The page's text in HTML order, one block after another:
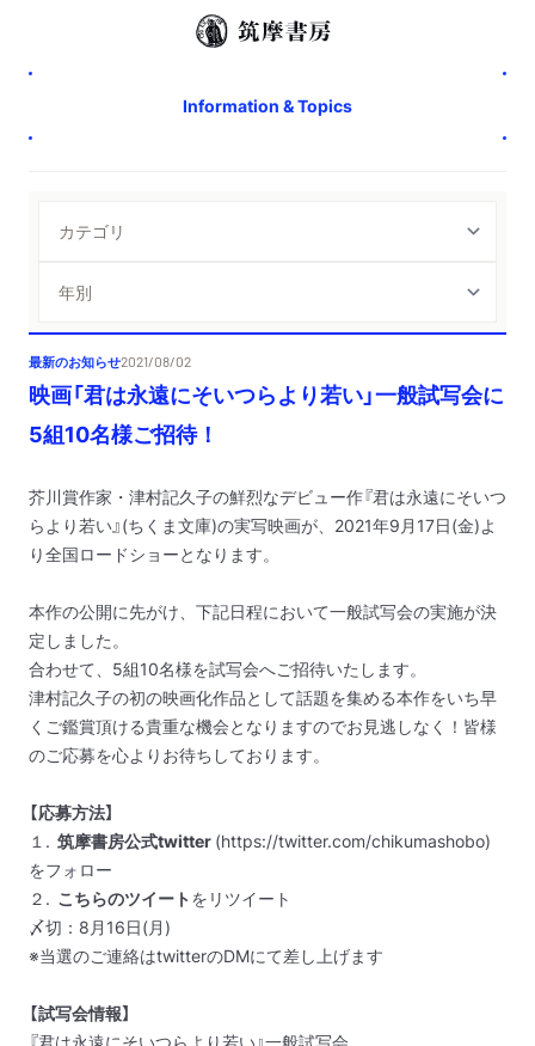
Information & Topics
最新のお知らせ2021/08/02
映画「君は永遠にそいつらより若い」一般試写会に
5組10名様ご招待！
芥川賞作家・津村記久子の鮮烈なデビュー作『君は永遠にそいつ
らより若い』(ちくま文庫)の実写映画が、2021年9月17日(金)よ
り全国ロードショーとなります。
本作の公開に先がけ、下記日程において一般試写会の実施が決
定しました。
合わせて、5組10名様を試写会へご招待いたします。
津村記久子の初の映画化作品として話題を集める本作をいち早
くご鑑賞頂ける貴重な機会となりますのでお見逃しなく！皆様
のご応募を心よりお待ちしております。
【応募方法】
１. 筑摩書房公式twitter (https://twitter.com/chikumashobo)
をフォロー
２. こちらのツイート をリツイート
〆切：8月16日(月)
※当選のご連絡はtwitterのDMにて差し上げます
【試写会情報】
『君は永遠にそいつらより若い』一般試写会